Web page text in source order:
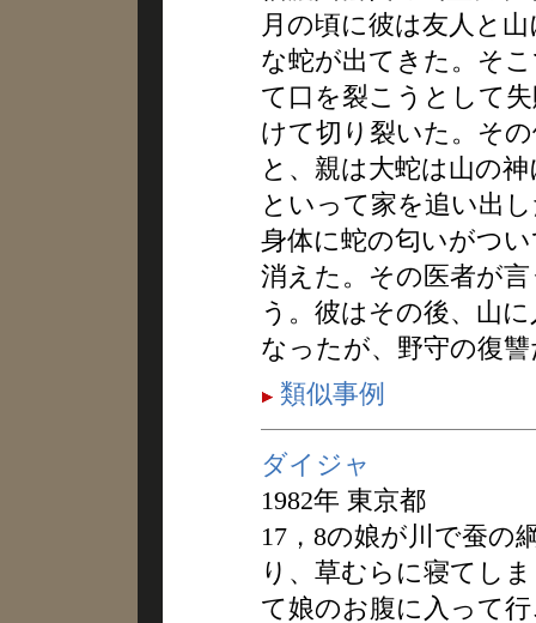
月の頃に彼は友人と
な蛇が出てきた。そ
て口を裂こうとして
けて切り裂いた。そ
と、親は大蛇は山の
といって家を追い出
身体に蛇の匂いがつ
消えた。その医者が
う。彼はその後、山
なったが、野守の復
類似事例
ダイジャ
1982年 東京都
17，8の娘が川で蚕の
り、草むらに寝てし
て娘のお腹に入って